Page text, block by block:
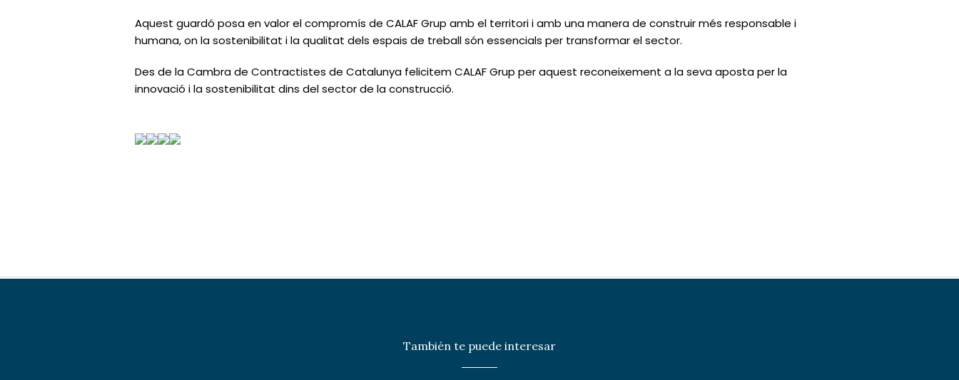
Aquest guardó posa en valor elcompromís de CALAF Grup amb el territorii amb unamanera de construir més responsable i
humana, on la sostenibilitat i la qualitat dels espais de treball són essencials per transformar el sector.
Des de laCambra de Contractistes de Catalunya felicitem CALAF Grup per aquestreconeixement a la seva aposta per la
innovació i la sostenibilitat dins del sector de la construcció.
También te puede interesar